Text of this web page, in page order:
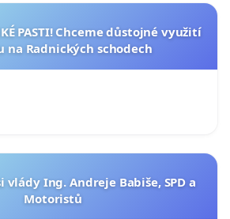
PASTI! Chceme důstojné využití
na Radnických schodech
vlády Ing. Andreje Babiše, SPD a
Motoristů